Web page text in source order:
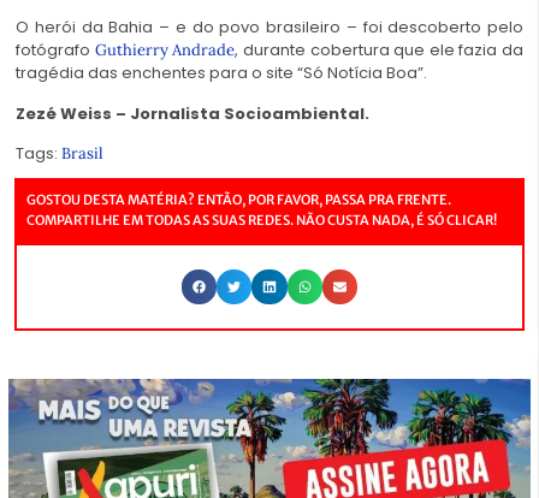
O herói da Bahia – e do povo brasileiro – foi descoberto pelo
fotógrafo Guthierry Andrade, durante cobertura que ele fazia da
tragédia das enchentes para o site “Só Notícia Boa”.
Zezé Weiss – Jornalista Socioambiental.
Tags: Brasil
GOSTOU DESTA MATÉRIA? ENTÃO, POR FAVOR, PASSA PRA FRENTE.
COMPARTILHE EM TODAS AS SUAS REDES. NÃO CUSTA NADA, É SÓ CLICAR!